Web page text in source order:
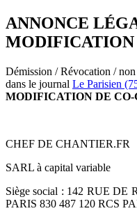
ANNONCE
MODIFICATION
Démission / Révocation /
dans le journal Le Parisien
MODIFICATION DE
CHEF DE CHANTIER.FR
SARL à capital variable
Siège social : 142 RUE DE
PARIS 830 487 120 RCS